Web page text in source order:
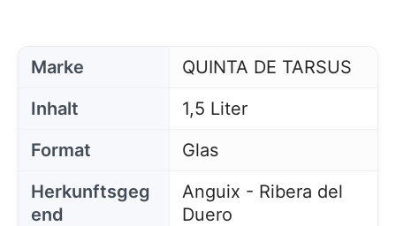
Marke
QUINTA DE TARSUS
Inhalt
1,5 Liter
Format
Glas
Herkunftsgeg
end
Anguix - Ribera del
Duero